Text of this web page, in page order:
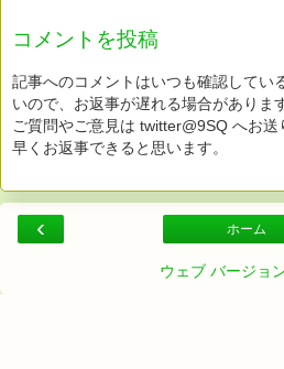
コメントを投稿
記事へのコメントはいつも確認してい
いので、お返事が遅れる場合がありま
ご質問やご意見は twitter@9SQ へお送
早くお返事できると思います。
‹ ホーム
ウェブ バージョ